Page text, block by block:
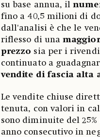
su base annua, il
fino a 40,5 milioni di
dall'analisi è che le
riflesso di una
prezzo sia per i
continuato a
vendite di fascia alta
Le vendite chiuse
tenuta, con valori in
sono diminuite del
anno consecutivo in